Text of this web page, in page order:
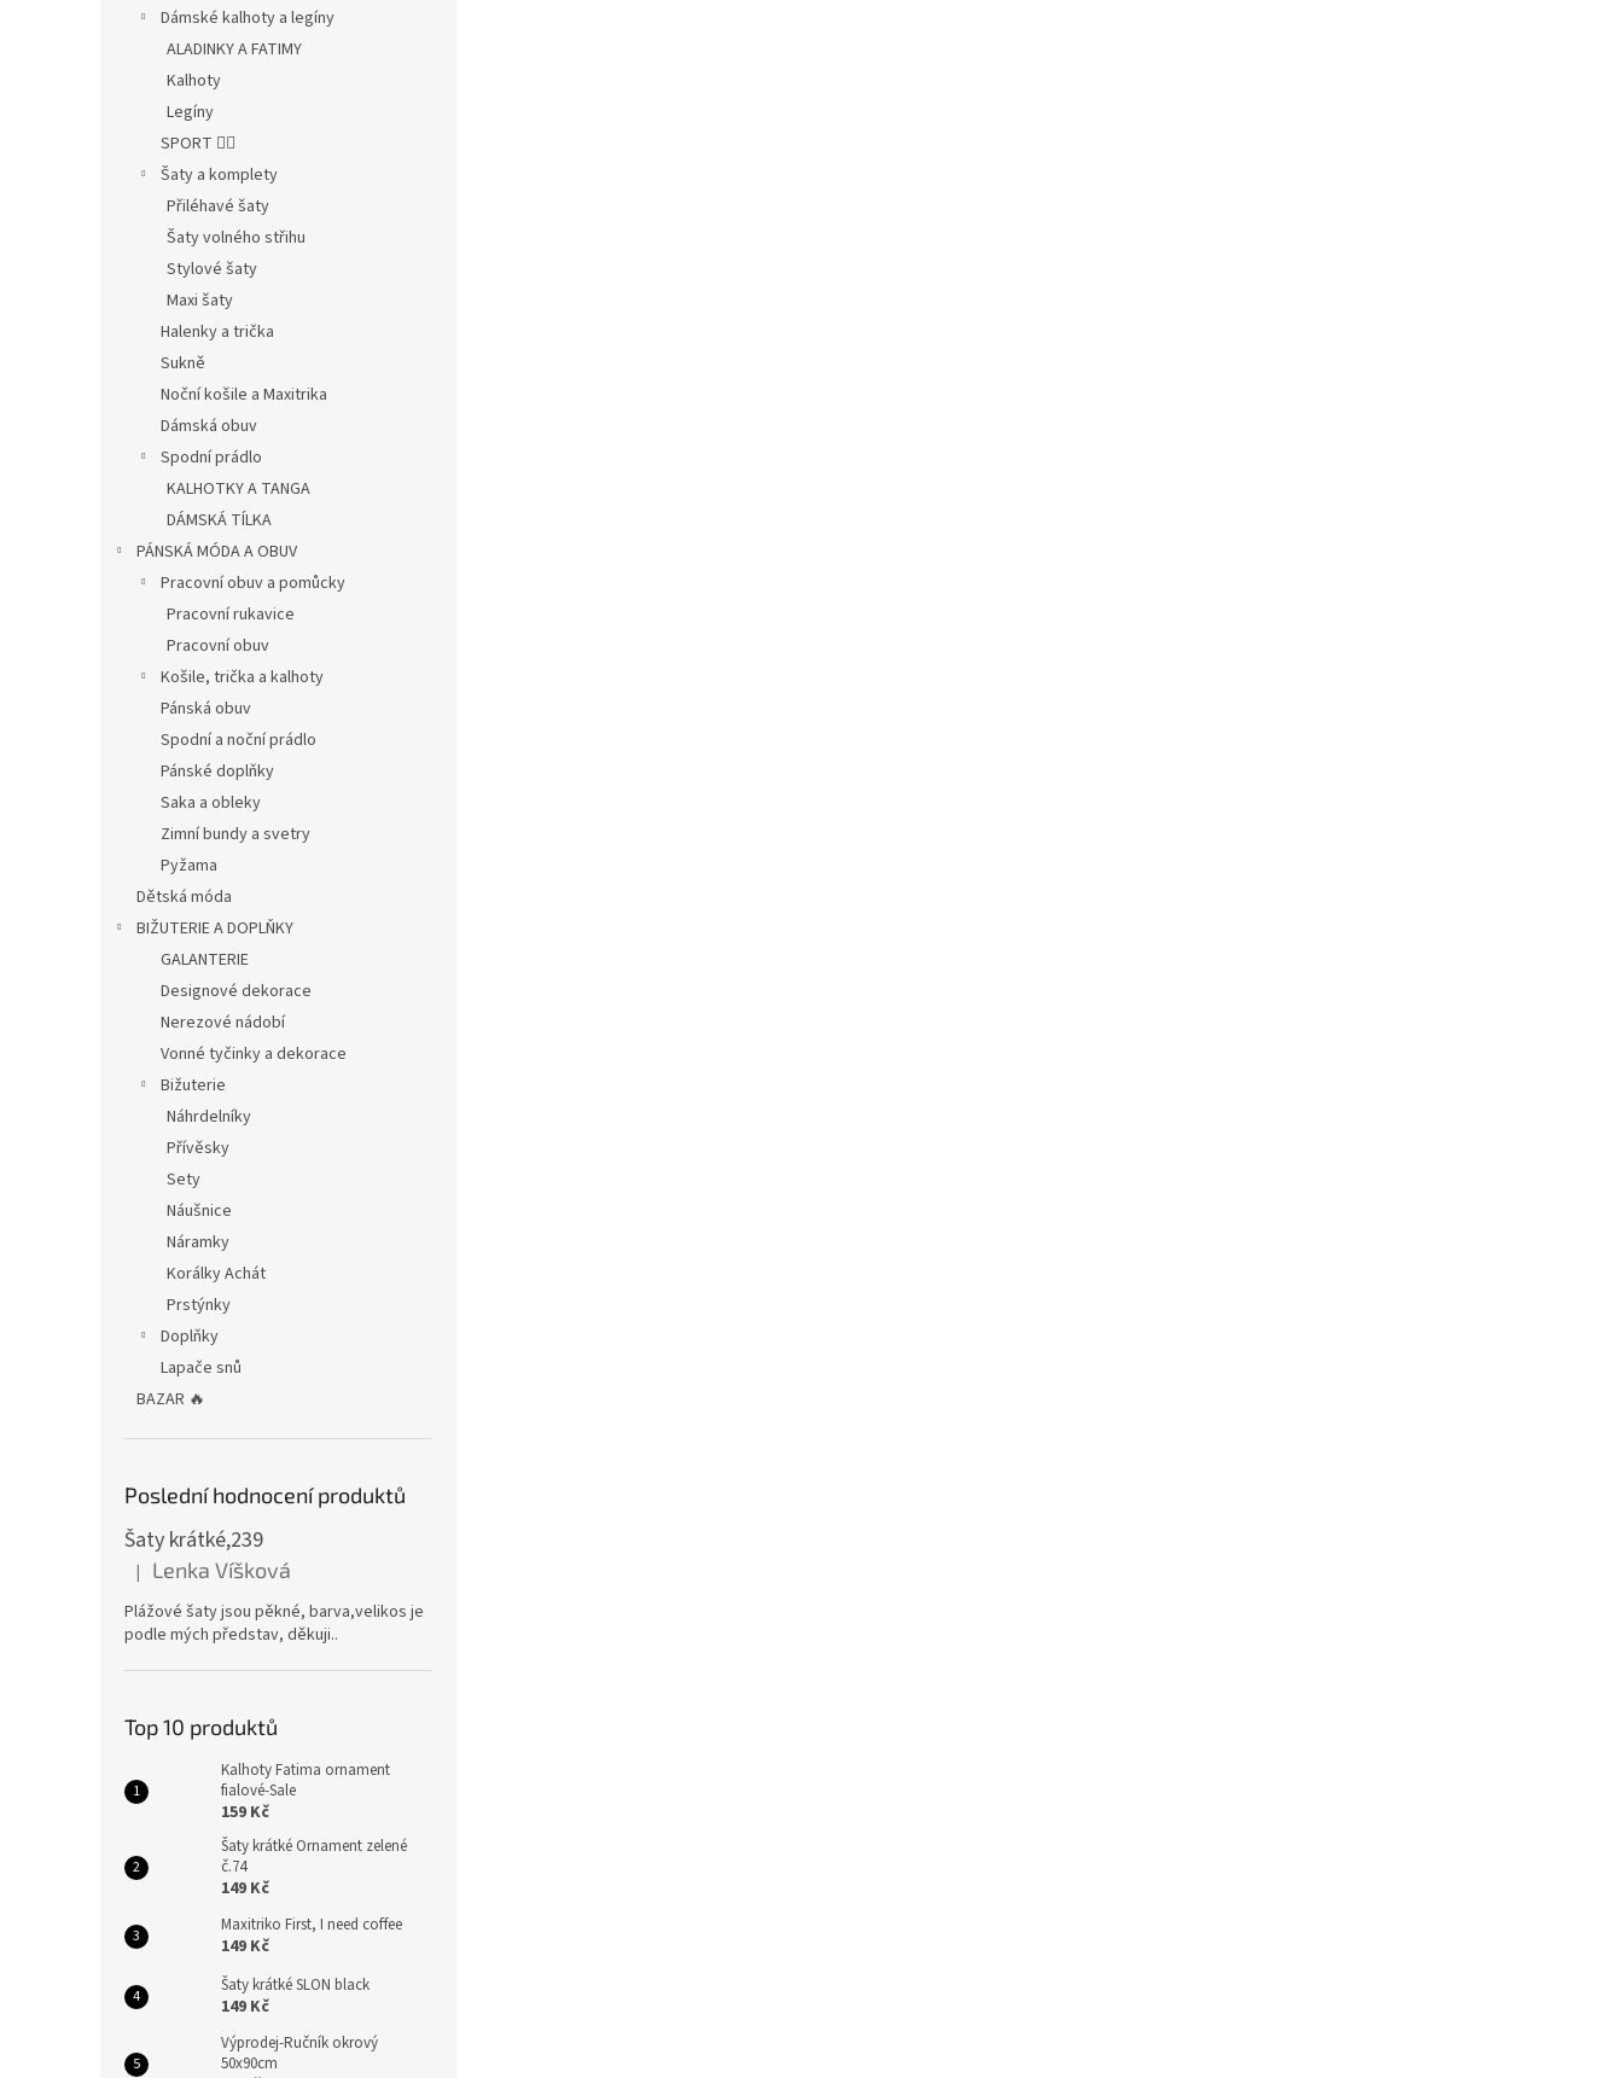
Dámské kalhoty a legíny
ALADINKY A FATIMY
Kalhoty
Legíny
SPORT 🤸‍♂️
Šaty a komplety
Přiléhavé šaty
Šaty volného střihu
Stylové šaty
Maxi šaty
Halenky a trička
Sukně
Noční košile a Maxitrika
Dámská obuv
Spodní prádlo
KALHOTKY A TANGA
DÁMSKÁ TÍLKA
PÁNSKÁ MÓDA A OBUV
Pracovní obuv a pomůcky
Pracovní rukavice
Pracovní obuv
Košile, trička a kalhoty
Pánská obuv
Spodní a noční prádlo
Pánské doplňky
Saka a obleky
Zimní bundy a svetry
Pyžama
Dětská móda
BIŽUTERIE A DOPLŇKY
GALANTERIE
Designové dekorace
Nerezové nádobí
Vonné tyčinky a dekorace
Bižuterie
Náhrdelníky
Přívěsky
Sety
Náušnice
Náramky
Korálky Achát
Prstýnky
Doplňky
Lapače snů
BAZAR 🔥
Poslední hodnocení produktů
Šaty krátké,239
Hodnocení produktu je 5 z 5 hvězdiček.
| Lenka Víšková
Plážové šaty jsou pěkné, barva,velikos je
podle mých představ, děkuji..
Top 10 produktů
Kalhoty Fatima ornament
fialové-Sale
159 Kč
Šaty krátké Ornament zelené
č.74
149 Kč
Maxitriko First, I need coffee
149 Kč
Šaty krátké SLON black
149 Kč
Výprodej-Ručník okrový
50x90cm